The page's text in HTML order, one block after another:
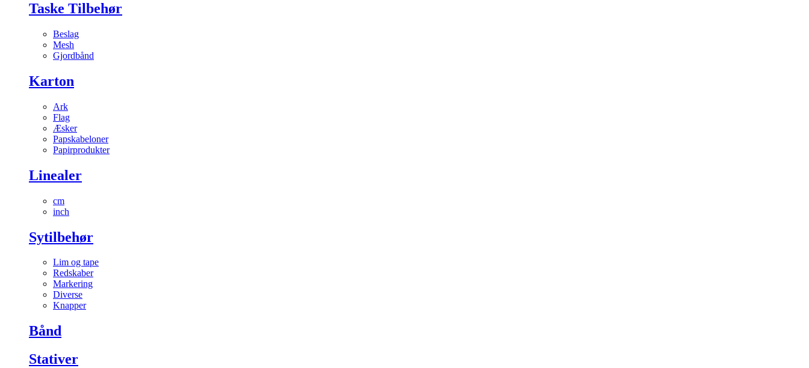
Taske Tilbehør
Beslag
Mesh
Gjordbånd
Karton
Ark
Flag
Æsker
Papskabeloner
Papirprodukter
Linealer
cm
inch
Sytilbehør
Lim og tape
Redskaber
Markering
Diverse
Knapper
Bånd
Stativer